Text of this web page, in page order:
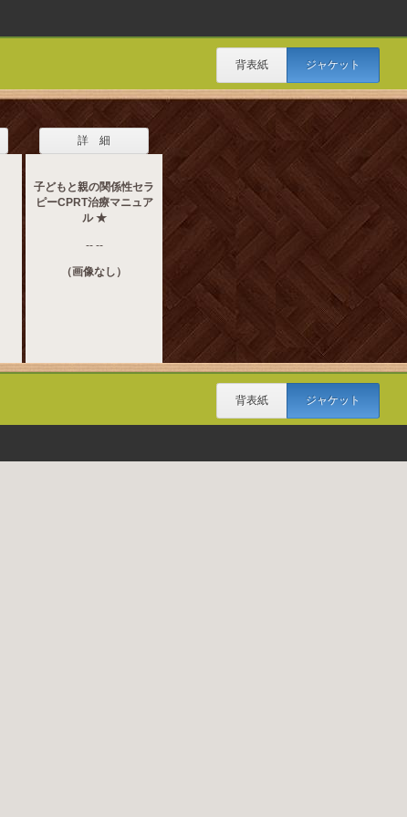
背表紙 ジャケット
詳 細
子どもと親の関係性セラ
ピーCPRT治療マニュア
ル ★
-- --
（画像なし）
背表紙 ジャケット